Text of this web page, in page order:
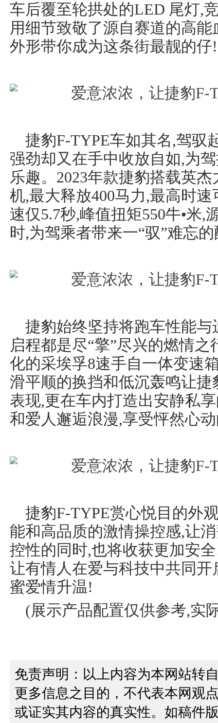
车后覆至轮拱处的LED 尾灯,
用细节致敬了源自赛道的高
外形带你成为这条街最靓的仔!
捷豹F-TYPE车如其名,驾驭
强劲却又在手中收放自如,为
乐趣。2023年款捷豹搭载英杰
机,最大释放400马力,最高时
速仅5.7秒,峰值扭矩550牛•米,
时,为驾乘者带来一“驭”难忘
捷豹始终坚持将跑车性能
启程都是尽“擎”尽兴的燃情
化的采埃孚8速手自一体变速
滑平顺的换挡和低沉轰鸣让
表现,更在车内打造出安静私
和爱人邂逅浪漫,享受怦然心
捷豹F-TYPE赏心悦目的外
能和高品质的激情操控感,让
控性的同时,也将收获更加安
让有情人在爱与科技中共同
蜜爱情升温!
(展示产品配置仅供参考,实
免责声明：以上内容为本网站转
更多信息之目的，不代表本网观
或证实其内容的真实性。如稿件